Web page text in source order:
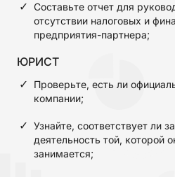
Составьте отчет для
отсутствии налоговых и
предприятия-партнера;
ЮРИСТ
Проверьте, есть ли
компании;
Узнайте, соответствует ли
деятельность той, которой
занимается;